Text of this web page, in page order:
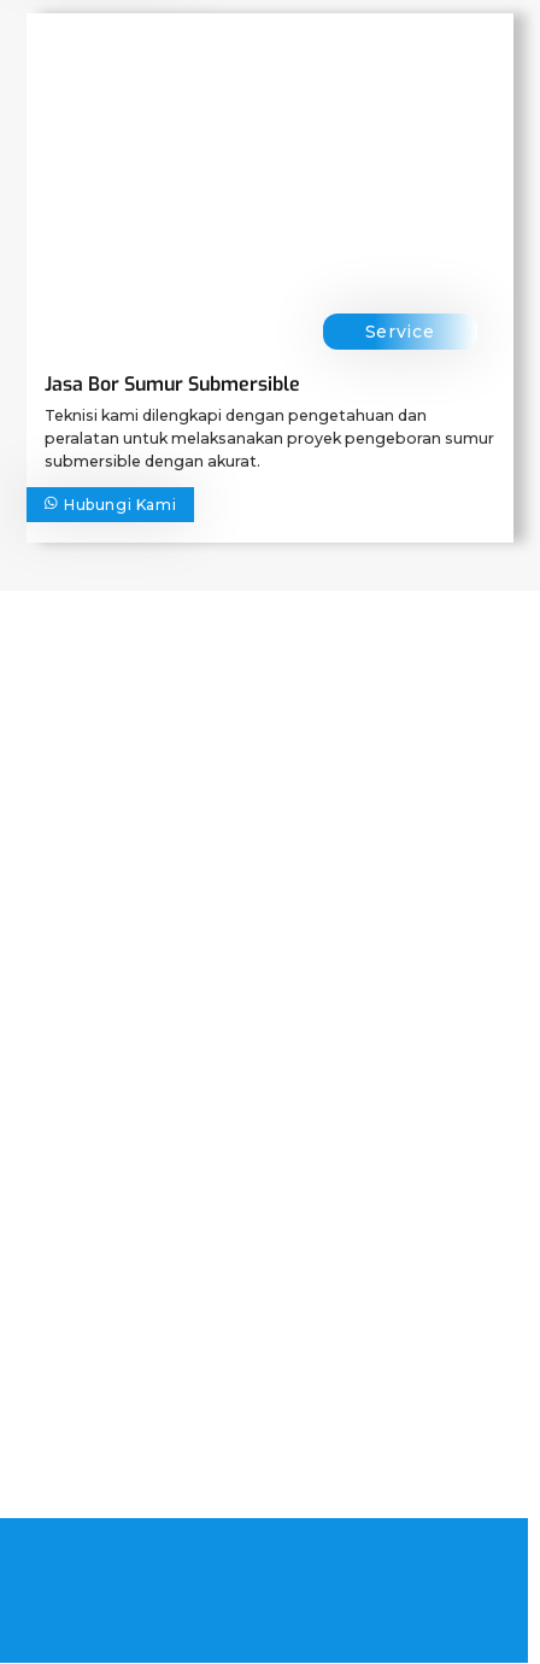
Service
Jasa Bor Sumur Submersible
Teknisi kami dilengkapi dengan pengetahuan dan
peralatan untuk melaksanakan proyek pengeboran sumur
submersible dengan akurat.
Hubungi Kami